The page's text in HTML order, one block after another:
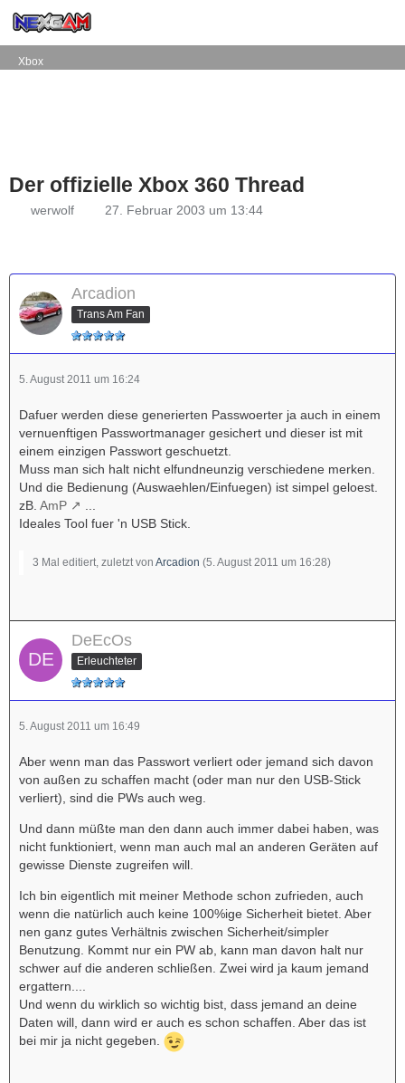
Xbox
Der offizielle Xbox 360 Thread
werwolf 27. Februar 2003 um 13:44
Arcadion
Trans Am Fan
5. August 2011 um 16:24
Dafuer werden diese generierten Passwoerter ja auch in einem
vernuenftigen Passwortmanager gesichert und dieser ist mit
einem einzigen Passwort geschuetzt.
Muss man sich halt nicht elfundneunzig verschiedene merken.
Und die Bedienung (Auswaehlen/Einfuegen) ist simpel geloest.
zB. AmP
Ideales Tool fuer 'n USB Stick.
3 Mal editiert, zuletzt von Arcadion (5. August 2011 um 16:28)
DeEcOs
Erleuchteter
5. August 2011 um 16:49
Aber wenn man das Passwort verliert oder jemand sich davon
von außen zu schaffen macht (oder man nur den USB-Stick
verliert), sind die PWs auch weg.
Und dann müßte man den dann auch immer dabei haben, was
nicht funktioniert, wenn man auch mal an anderen Geräten auf
gewisse Dienste zugreifen will.
Ich bin eigentlich mit meiner Methode schon zufrieden, auch
wenn die natürlich auch keine 100%ige Sicherheit bietet. Aber
nen ganz gutes Verhältnis zwischen Sicherheit/simpler
Benutzung. Kommt nur ein PW ab, kann man davon halt nur
schwer auf die anderen schließen. Zwei wird ja kaum jemand
ergattern....
Und wenn du wirklich so wichtig bist, dass jemand an deine
Daten will, dann wird er auch es schon schaffen. Aber das ist
bei mir ja nicht gegeben.